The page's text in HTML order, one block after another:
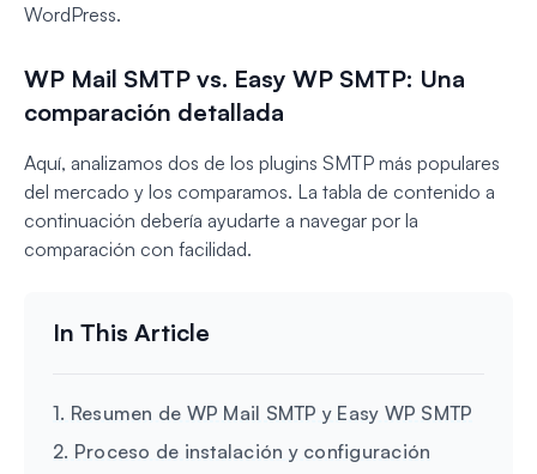
WordPress.
WP Mail SMTP vs. Easy WP SMTP: Una
comparación detallada
Aquí, analizamos dos de los plugins SMTP más populares
del mercado y los comparamos. La tabla de contenido a
continuación debería ayudarte a navegar por la
comparación con facilidad.
1. Resumen de WP Mail SMTP y Easy WP SMTP
2. Proceso de instalación y configuración